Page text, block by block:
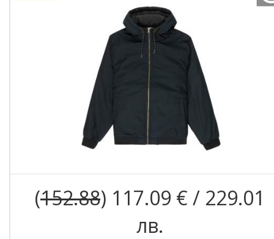
(152.88) 117.09 € / 229.01
лв.